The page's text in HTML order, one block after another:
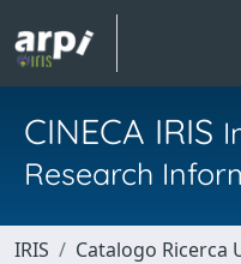
CINECA IRIS
Research
IRIS Catalogo Ricerca